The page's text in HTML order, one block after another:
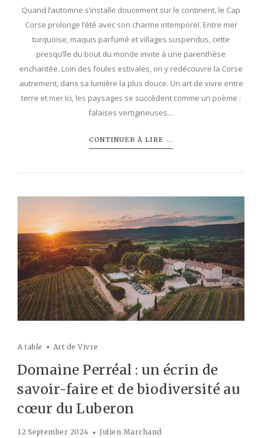
Quand l’automne s’installe doucement sur le continent, le Cap
Corse prolonge l’été avec son charme intemporel. Entre mer
turquoise, maquis parfumé et villages suspendus, cette
presqu’île du bout du monde invite à une parenthèse
enchantée. Loin des foules estivales, on y redécouvre la Corse
autrement, dans sa lumière la plus douce. Un art de vivre entre
terre et mer Ici, les paysages se succèdent comme un poème :
falaises vertigineuses…
CONTINUER À LIRE ...
A table Art de Vivre
Domaine Perréal : un écrin de
savoir-faire et de biodiversité au
cœur du Luberon
12 September 2024 Julien Marchand